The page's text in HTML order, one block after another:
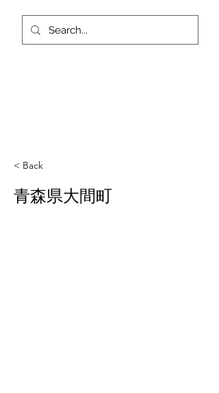
< Back
青森県大間町